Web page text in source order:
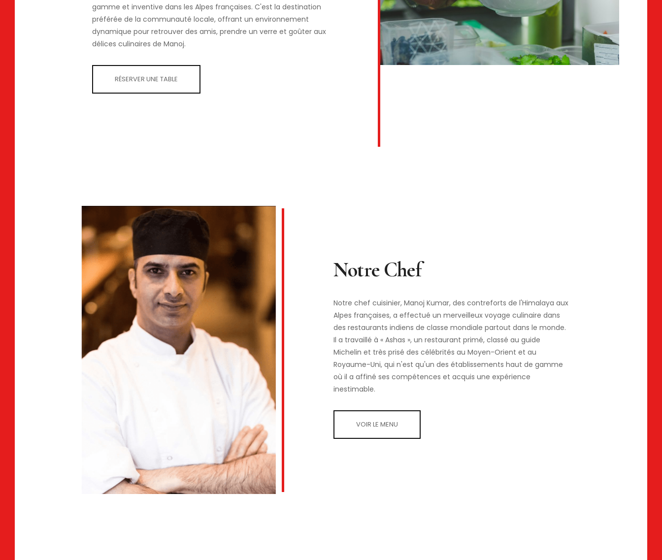
gamme et inventive dans les Alpes françaises. C'est la destination
préférée de la communauté locale, offrant un environnement
dynamique pour retrouver des amis, prendre un verre et goûter aux
délices culinaires de Manoj.
RÉSERVER UNE TABLE
Notre chef cuisinier, Manoj Kumar, des contreforts de l'Himalaya aux
Alpes françaises, a effectué un merveilleux voyage culinaire dans
des restaurants indiens de classe mondiale partout dans le monde.
Il a travaillé à « Ashas », un restaurant primé, classé au guide
Michelin et très prisé des célébrités au Moyen-Orient et au
Royaume-Uni, qui n'est qu'un des établissements haut de gamme
où il a affiné ses compétences et acquis une expérience
inestimable.
VOIR LE MENU